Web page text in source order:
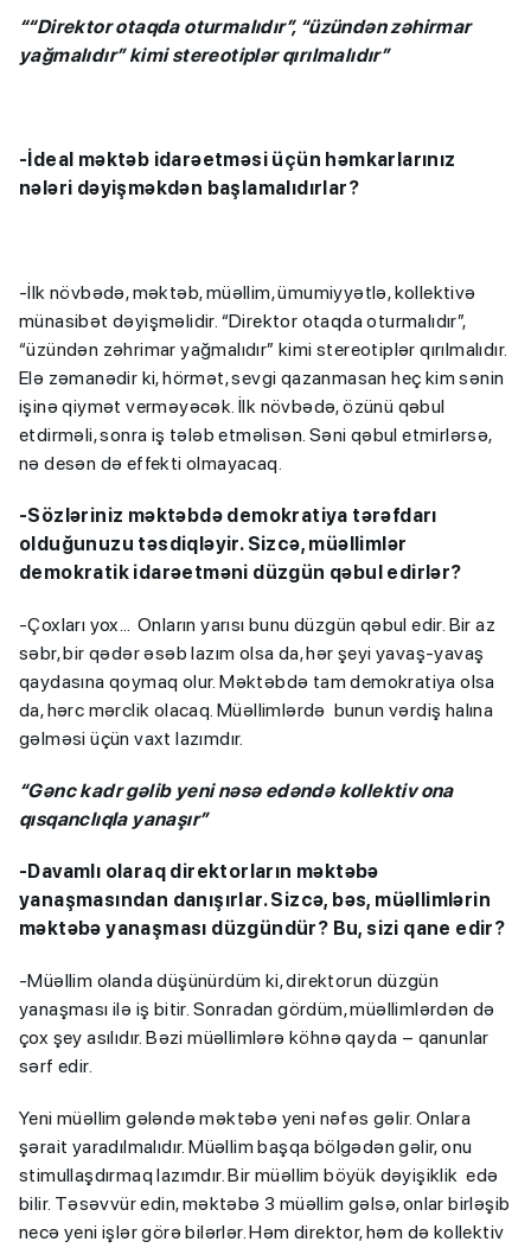
““Direktor otaqda oturmalıdır”, “üzündən zəhirmar
yağmalıdır” kimi stereotiplər qırılmalıdır”
-İdeal məktəb idarəetməsi üçün həmkarlarınız
nələri dəyişməkdən başlamalıdırlar?
-İlk növbədə, məktəb, müəllim, ümumiyyətlə, kollektivə
münasibət dəyişməlidir. “Direktor otaqda oturmalıdır”,
“üzündən zəhrimar yağmalıdır” kimi stereotiplər qırılmalıdır.
Elə zəmanədir ki, hörmət, sevgi qazanmasan heç kim sənin
işinə qiymət verməyəcək. İlk növbədə, özünü qəbul
etdirməli, sonra iş tələb etməlisən. Səni qəbul etmirlərsə,
nə desən də effekti olmayacaq.
-Sözləriniz məktəbdə demokratiya tərəfdarı
olduğunuzu təsdiqləyir. Sizcə, müəllimlər
demokratik idarəetməni düzgün qəbul edirlər?
-Çoxları yox… Onların yarısı bunu düzgün qəbul edir. Bir az
səbr, bir qədər əsəb lazım olsa da, hər şeyi yavaş-yavaş
qaydasına qoymaq olur. Məktəbdə tam demokratiya olsa
da, hərc mərclik olacaq. Müəllimlərdə bunun vərdiş halına
gəlməsi üçün vaxt lazımdır.
“Gənc kadr gəlib yeni nəsə edəndə kollektiv ona
qısqanclıqla yanaşır”
-Davamlı olaraq direktorların məktəbə
yanaşmasından danışırlar. Sizcə, bəs, müəllimlərin
məktəbə yanaşması düzgündür? Bu, sizi qane edir?
-Müəllim olanda düşünürdüm ki, direktorun düzgün
yanaşması ilə iş bitir. Sonradan gördüm, müəllimlərdən də
çox şey asılıdır. Bəzi müəllimlərə köhnə qayda – qanunlar
sərf edir.
Yeni müəllim gələndə məktəbə yeni nəfəs gəlir. Onlara
şərait yaradılmalıdır. Müəllim başqa bölgədən gəlir, onu
stimullaşdırmaq lazımdır. Bir müəllim böyük dəyişiklik edə
bilir. Təsəvvür edin, məktəbə 3 müəllim gəlsə, onlar birləşib
necə yeni işlər görə bilərlər. Həm direktor, həm də kollektiv